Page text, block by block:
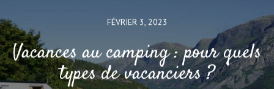
FÉVRIER 3, 2023
Vacances au camping : pour quels
types de vacanciers ?